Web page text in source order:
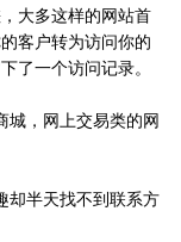
大多这样的网站首
客户转为访问你的
了一个访问记录。
城，网上交易类的网
却半天找不到联系方